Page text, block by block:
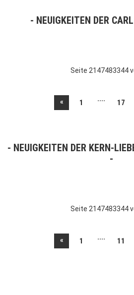
NEUIGKEITEN DER
Seite 2147483344
« 1 .... 17
NEUIGKEITEN DER KERN-
Seite 2147483344
« 1 .... 11